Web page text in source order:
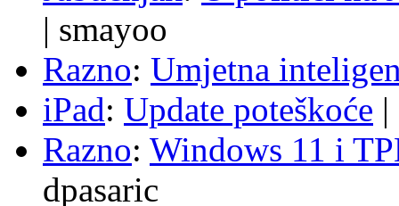
| smayoo
Razno: Umjetna
iPad: Update poteškoće |
Razno: Windows 11 i
dpasaric